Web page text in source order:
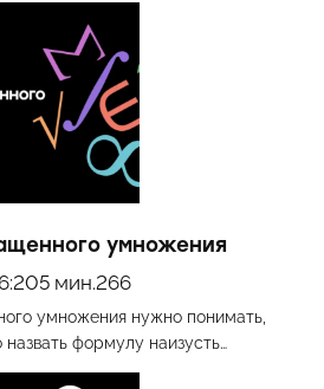
умножения
5 мин.266
умножения нужно понимать,
формулу наизусть…